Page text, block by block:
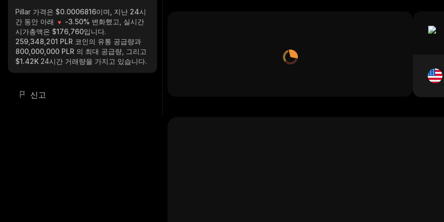
Pillar 가격은 $0.0006816이며, 지난 24시
간 동안 아래
-3.50% 변화했고, 실시간
시가총액은 $176,760입니다.
259,348,201 PLR 코인의 유통 공급량과
800,000,000 PLR 의 최대 공급량, 그리고
$1.42K 24시간 거래량을 가지고 있습니다.
신고